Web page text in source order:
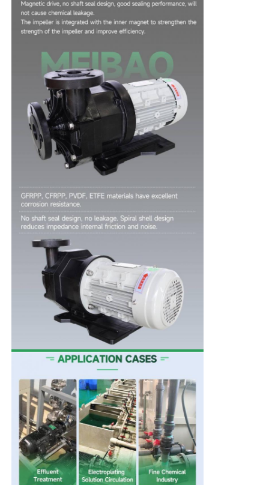
공장 투어
품질 관리
연락처
뉴스
모든 케이스
견적 요청
셀프 프라이밍 펌프
자기 펌프
수직 펌프
스테인리스 스틸 수직 펌프
화학적 원심 펌프
불소는 케미컬 펌프를 정렬시켰습니다
화학액 필터